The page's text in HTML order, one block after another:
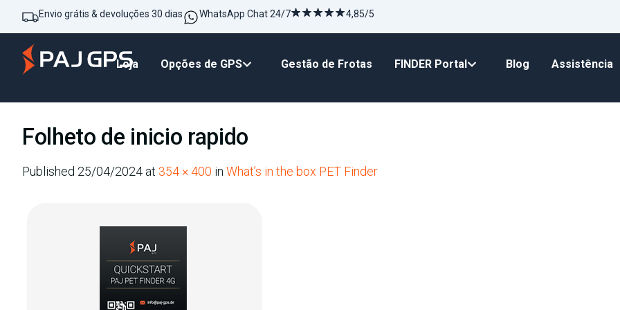
Envio grátis & devoluções 30 dias WhatsApp Chat 24/7 4,85/5
Loja Opções de GPS Gestão de Frotas FINDER Portal Blog Assistência
Folheto de inicio rapido
Published 25/04/2024 at 354 × 400 in What’s in the box PET Finder